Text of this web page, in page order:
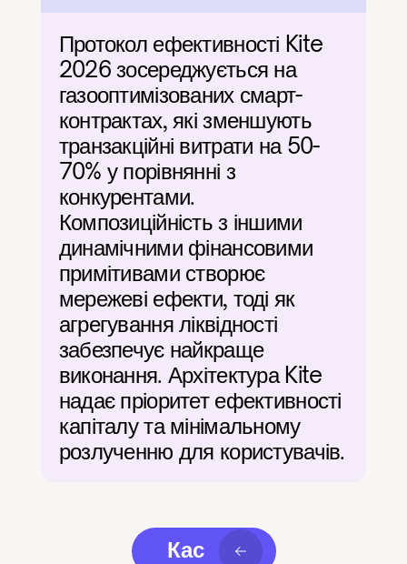
Протокол ефективності Kite
2026 зосереджується на
газооптимізованих смарт-
контрактах, які зменшують
транзакційні витрати на 50-
70% у порівнянні з
конкурентами.
Композиційність з іншими
динамічними фінансовими
примітивами створює
мережеві ефекти, тоді як
агрегування ліквідності
забезпечує найкраще
виконання. Архітектура Kite
надає пріоритет ефективності
капіталу та мінімальному
розлученню для користувачів.
Кас